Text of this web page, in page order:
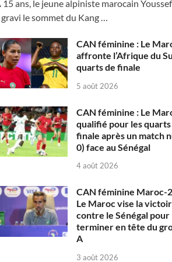
15 ans, le jeune alpiniste marocain Youssef
gravi le sommet du Kang …
CAN féminine : Le
affronte l’Afrique du
quarts de finale
5 août 2026
CAN féminine : Le
qualifié pour les quarts
finale après un match
0) face au Sénégal
4 août 2026
CAN féminine Maroc-
Le Maroc vise la
contre le Sénégal pour
terminer en tête du
A
3 août 2026